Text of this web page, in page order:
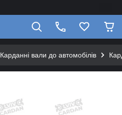
Карданні вали до автомобілів